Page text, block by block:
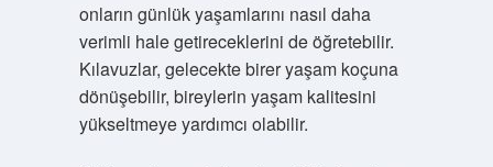
onların günlük yaşamlarını nasıl daha
verimli hale getireceklerini de öğretebilir.
Kılavuzlar, gelecekte birer yaşam koçuna
dönüşebilir, bireylerin yaşam kalitesini
yükseltmeye yardımcı olabilir.